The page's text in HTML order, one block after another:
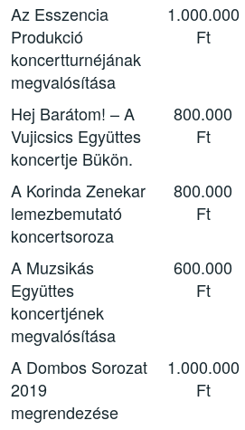
Az Esszencia
Produkció
koncertturnéjának
megvalósítása
1.000.000
Ft
Hej Barátom! – A
Vujicsics Együttes
koncertje Bükön.
800.000
Ft
A Korinda Zenekar
lemezbemutató
koncertsoroza
800.000
Ft
A Muzsikás
Együttes
koncertjének
megvalósítása
600.000
Ft
A Dombos Sorozat
2019
megrendezése
1.000.000
Ft